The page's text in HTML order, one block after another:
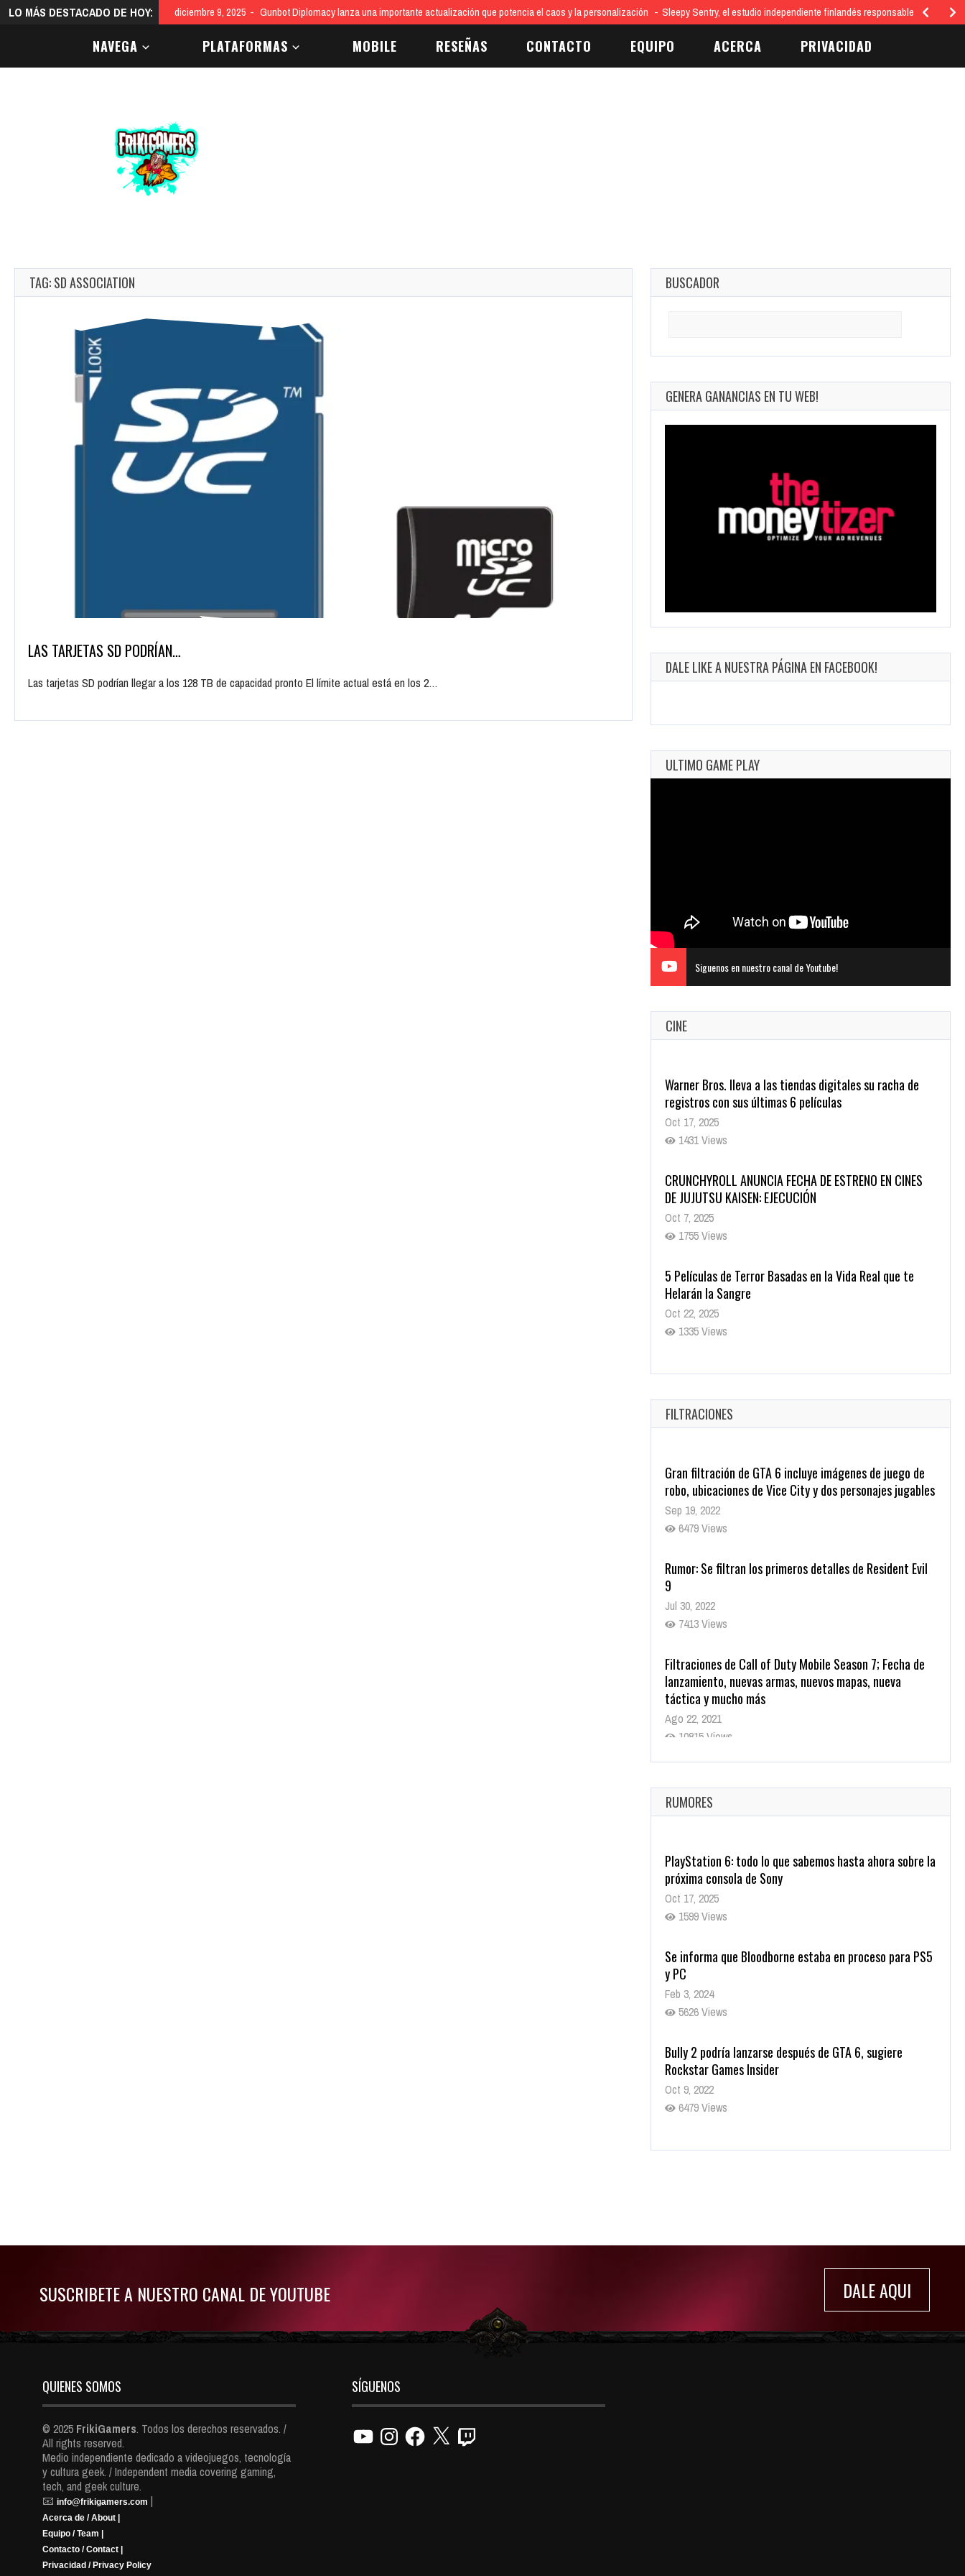
LO MÁS DESTACADO DE HOY: diciembre 9, 2025 Gunbot Diplomacy lanza una importante actualización que potencia el caos y la personalización Sleepy Sentry, el estudio independiente finlandés responsable del juego…
NAVEGA PLATAFORMAS MOBILE RESEÑAS CONTACTO EQUIPO ACERCA PRIVACIDAD
TAG: SD ASSOCIATION
LAS TARJETAS SD PODRÍAN…
Las tarjetas SD podrían llegar a los 128 TB de capacidad pronto El límite actual está en los 2…
BUSCADOR
GENERA GANANCIAS EN TU WEB!
DALE LIKE A NUESTRA PÁGINA EN FACEBOOK!
ULTIMO GAME PLAY
Siguenos en nuestro canal de Youtube!
CINE
Warner Bros. lleva a las tiendas digitales su racha de
registros con sus últimas 6 películas
Oct 17, 2025
1431 Views
CRUNCHYROLL ANUNCIA FECHA DE ESTRENO EN CINES
DE JUJUTSU KAISEN: EJECUCIÓN
Oct 7, 2025
1755 Views
5 Películas de Terror Basadas en la Vida Real que te
Helarán la Sangre
Oct 22, 2025
1335 Views
Revive el terror: El conjuro 4: Últimos ritos ya está
Oct 20, 2025
1377 Views
FILTRACIONES
Gran filtración de GTA 6 incluye imágenes de juego de
robo, ubicaciones de Vice City y dos personajes jugables
Sep 19, 2022
6479 Views
Rumor: Se filtran los primeros detalles de Resident Evil
9
Jul 30, 2022
7413 Views
Filtraciones de Call of Duty Mobile Season 7; Fecha de
lanzamiento, nuevas armas, nuevos mapas, nueva
táctica y mucho más
Ago 22, 2021
10815 Views
La configuración de Call of Duty 2021 aparentemente
Ago 8, 2021
10000 Views
RUMORES
PlayStation 6: todo lo que sabemos hasta ahora sobre la
próxima consola de Sony
Oct 17, 2025
1599 Views
Se informa que Bloodborne estaba en proceso para PS5
y PC
Feb 3, 2024
5626 Views
Bully 2 podría lanzarse después de GTA 6, sugiere
Rockstar Games Insider
Oct 9, 2022
6479 Views
Rumor: Se filtran los primeros detalles de Resident Evil
SUSCRIBETE A NUESTRO CANAL DE YOUTUBE DALE AQUI
QUIENES SOMOS
© 2025 FrikiGamers. Todos los derechos reservados. /
All rights reserved.
Medio independiente dedicado a videojuegos, tecnología
y cultura geek. / Independent media covering gaming,
tech, and geek culture.
📧 info@frikigamers.com |
Acerca de / About |
Equipo / Team |
Contacto / Contact |
Privacidad / Privacy Policy
SÍGUENOS
YouTubeInstagramFacebook
X Twitch